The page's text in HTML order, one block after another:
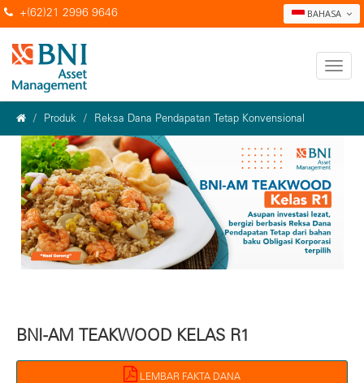
BAHASA
+(62)21 2996 9646
Produk Reksa Dana Pendapatan Tetap Konvensional
BNI-AM TEAKWOOD KELAS R1
LEMBAR FAKTA DANA